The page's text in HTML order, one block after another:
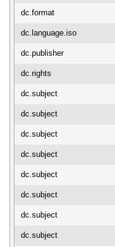
dc.format
dc.language.iso
dc.publisher
dc.rights
dc.subject
dc.subject
dc.subject
dc.subject
dc.subject
dc.subject
dc.subject
dc.subject